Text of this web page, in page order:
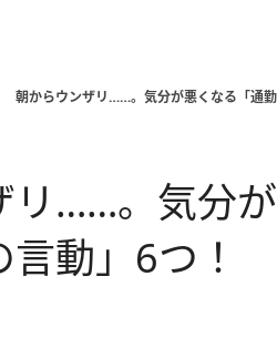
朝からウンザリ……。気分が悪くなる「通
リ……。気分
動」6つ！